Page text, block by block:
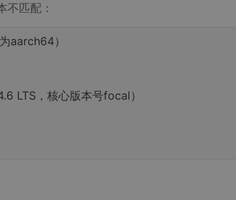
不匹配：
aarch64）
LTS，核心版本号focal）